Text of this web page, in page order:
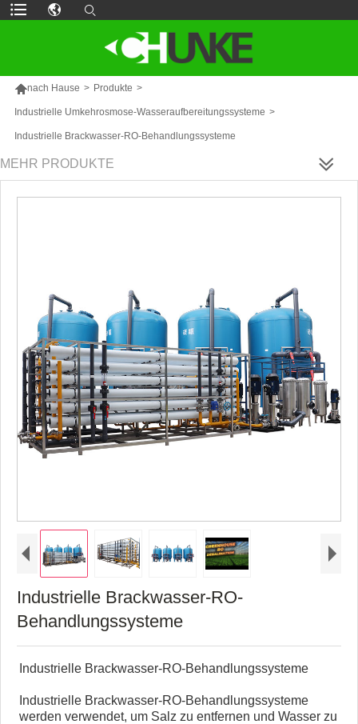
nach Hause > Produkte >
Industrielle Umkehrosmose-Wasseraufbereitungssysteme >
Industrielle Brackwasser-RO-Behandlungssysteme
MEHR PRODUKTE
Industrielle Brackwasser-RO-
Behandlungssysteme
Industrielle Brackwasser-RO-Behandlungssysteme
Industrielle Brackwasser-RO-Behandlungssysteme
werden verwendet, um Salz zu entfernen und Wasser zu